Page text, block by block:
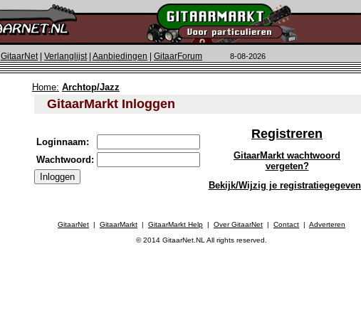
GitaarNet| Verlanglijst| Aanbiedingen GitaarForum 8-08-2026
Home: Archtop/Jazz
GitaarMarkt Inloggen
Loginnaam:
Wachtwoord:
Registreren
GitaarMarkt wachtwoord
vergeten?
Bekijk/Wijzig je
GitaarNet | GitaarMarkt | GitaarMarkt Help | Over GitaarNet | Contact | Adverteren
© 2014 GitaarNet.NL All rights reserved.